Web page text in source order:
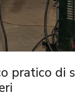
pratico di